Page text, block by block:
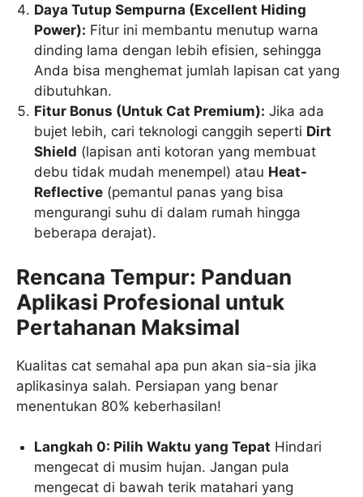
Daya Tutup Sempurna (Excellent Hiding
Power): Fitur ini membantu menutup warna
dinding lama dengan lebih efisien, sehingga
Anda bisa menghemat jumlah lapisan cat yang
dibutuhkan.
Fitur Bonus (Untuk Cat Premium): Jika ada
bujet lebih, cari teknologi canggih seperti Dirt
Shield (lapisan anti kotoran yang membuat
debu tidak mudah menempel) atau Heat-
Reflective (pemantul panas yang bisa
mengurangi suhu di dalam rumah hingga
beberapa derajat).
Rencana Tempur: Panduan
Aplikasi Profesional untuk
Pertahanan Maksimal
Kualitas cat semahal apa pun akan sia-sia jika
aplikasinya salah. Persiapan yang benar
menentukan 80% keberhasilan!
Langkah 0: Pilih Waktu yang Tepat Hindari
mengecat di musim hujan. Jangan pula
mengecat di bawah terik matahari yang